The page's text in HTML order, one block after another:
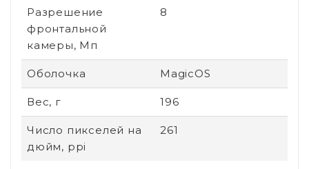
Разрешение
фронтальной
камеры, Мп
8
Оболочка MagicOS
Вес, г 196
Число пикселей на
дюйм, ppi
261